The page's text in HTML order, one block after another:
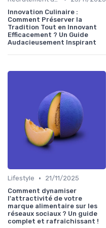
Innovation Culinaire :
Comment Préserver la
Tradition Tout en Innovant
Efficacement ? Un Guide
Audacieusement Inspirant
Lifestyle •
21/11/2025
Comment dynamiser
l'attractivité de votre
marque alimentaire sur les
réseaux sociaux ? Un guide
complet et rafraîchissant !